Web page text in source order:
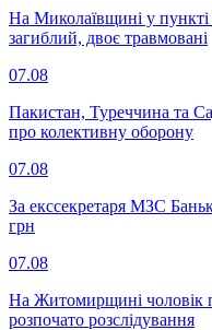
На Миколаївщині у пункті
загиблий, двоє травмовані
07.08
Пакистан, Туреччина та
про колективну оборону
07.08
За екссекретаря МЗС
грн
07.08
На Житомирщині чоловік
розпочато розслідування